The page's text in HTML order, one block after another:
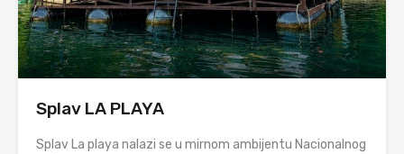
Splav LA PLAYA
Splav La playa nalazi se u mirnom ambijentu Nacionalnog